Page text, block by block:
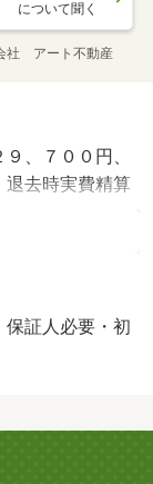
について聞く
社 アート不動産
、７００円、
去時実費精算
は別途保証
備・特記事項
保証人必要・初